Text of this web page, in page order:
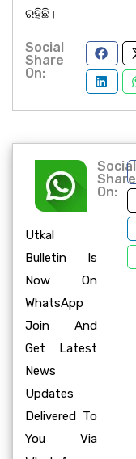
ରହିଛି।
Social
Share
On:
Utkal
Bulletin Is
Now On
WhatsApp
Join And
Get Latest
News
Updates
Delivered To
You Via
Social
Share
On: